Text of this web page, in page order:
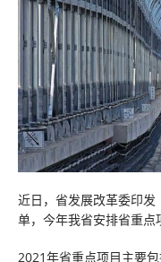
近日，省发展改革委印
单，今年我省安排省重点
2021年省重点项目主要